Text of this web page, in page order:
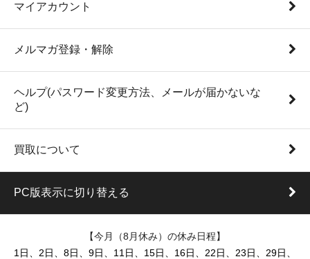
マイアカウント
メルマガ登録・解除
ヘルプ(パスワード変更方法、メールが届かないな
ど)
買取について
PC版表示に切り替える
【今月（8月休み）の休み日程】
1日、2日、8日、9日、11日、15日、16日、22日、23日、29日、